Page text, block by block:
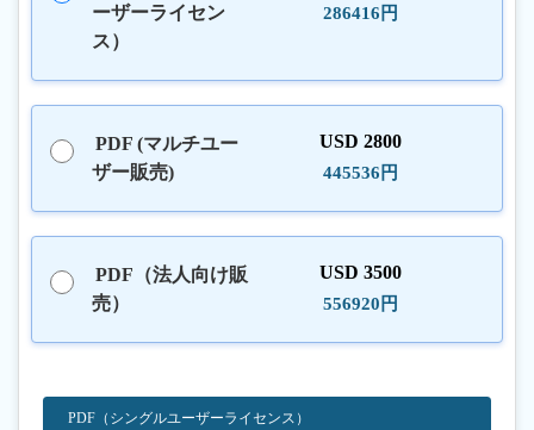
ーザーライセン
ス）
286416円
PDF (マルチユー
ザー販売)
USD 2800
445536円
PDF（法人向け販
売）
USD 3500
556920円
PDF（シングルユーザーライセンス）